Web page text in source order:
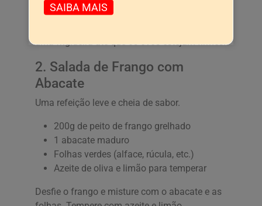
Bata os ovos em uma tigela, adicione o
uma frigideira até que os ovos estejam firmes.
2. Salada de Frango com
Abacate
Uma refeição leve e cheia de sabor.
200g de peito de frango grelhado
1 abacate maduro
Folhas verdes (alface, rúcula, etc.)
Azeite de oliva e limão para temperar
Desfie o frango e misture com o abacate e as
SAIBA MAIS